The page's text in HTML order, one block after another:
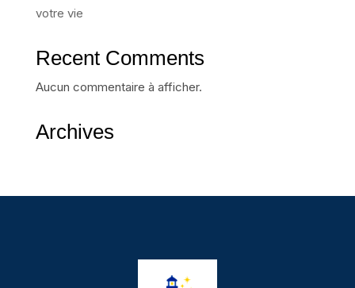
votre vie
Recent Comments
Aucun commentaire à afficher.
Archives